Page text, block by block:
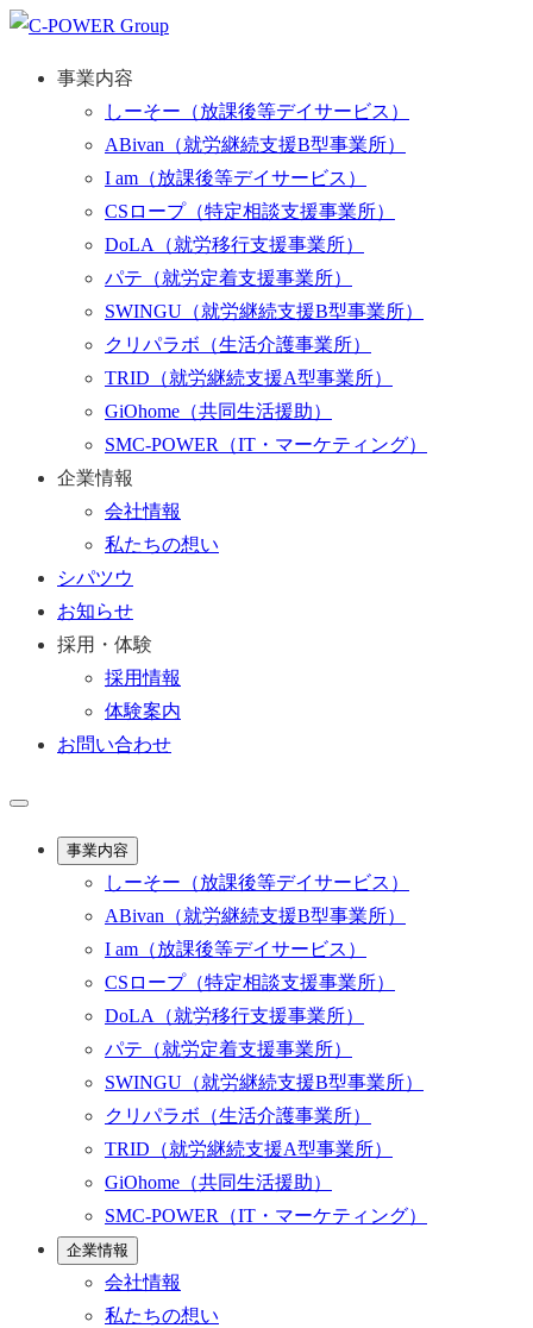
事業内容
しーそー （放課後等デイサービス）
ABivan （就労継続支援B型事業所）
I am （放課後等デイサービス）
CSロープ（特定相談支援事業所）
DoLA
（就労移行支援事業所）
パテ （就労定着支援事業所）
SWINGU （就労継続支援B型事業所）
クリパラボ （生活介護事業所）
TRID （就労継続支援A型事業所）
GiOhome （共同生活援助）
SMC-POWER
（IT・マーケティング）
企業情報
会社情報
私たちの想い
シパツウ
お知らせ
採用・体験
採用情報
体験案内
お問い合わせ
事業内容
しーそー （放課後等デイサービス）
ABivan （就労継続支援B型事業所）
I am （放課後等デイサービス）
CSロープ（特定相談支援事業所）
DoLA
（就労移行支援事業所）
パテ （就労定着支援事業所）
SWINGU （就労継続支援B型事業所）
クリパラボ （生活介護事業所）
TRID （就労継続支援A型事業所）
GiOhome （共同生活援助）
SMC-POWER
（IT・マーケティング）
企業情報
会社情報
私たちの想い